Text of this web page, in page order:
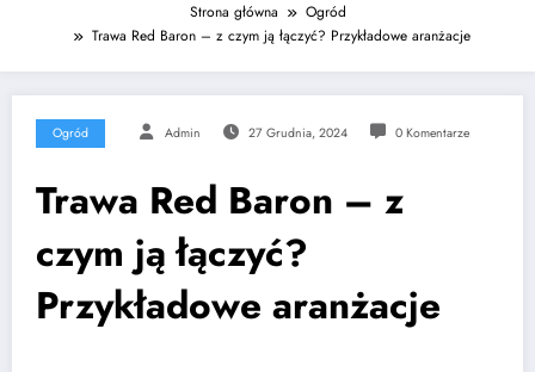
Strona główna
Ogród
Trawa Red Baron – z czym ją łączyć? Przykładowe aranżacje
Ogród Admin 27 Grudnia, 2024 0 Komentarze
Trawa Red Baron – z
czym ją łączyć?
Przykładowe aranżacje